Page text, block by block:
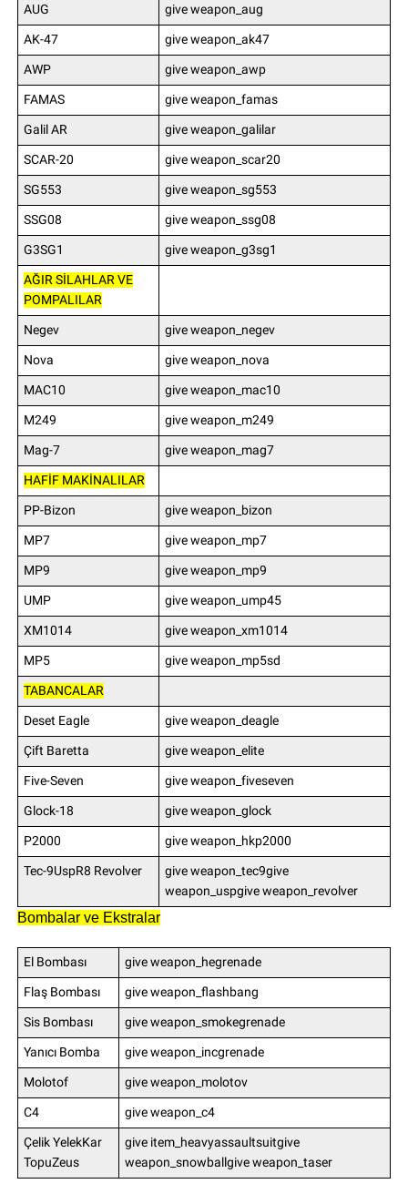
AUG
give weapon_aug
AK-47
give weapon_ak47
AWP
give weapon_awp
FAMAS
give weapon_famas
Galil AR
give weapon_galilar
SCAR-20
give weapon_scar20
SG553
give weapon_sg553
SSG08
give weapon_ssg08
G3SG1
give weapon_g3sg1
AĞIR SİLAHLAR VE
POMPALILAR
Negev
give weapon_negev
Nova
give weapon_nova
MAC10
give weapon_mac10
M249
give weapon_m249
Mag-7
give weapon_mag7
HAFİF MAKİNALILAR
PP-Bizon
give weapon_bizon
MP7
give weapon_mp7
MP9
give weapon_mp9
UMP
give weapon_ump45
XM1014
give weapon_xm1014
MP5
give weapon_mp5sd
TABANCALAR
Deset Eagle
give weapon_deagle
Çift Baretta
give weapon_elite
Five-Seven
give weapon_fiveseven
Glock-18
give weapon_glock
P2000
give weapon_hkp2000
Tec-9UspR8 Revolver
give weapon_tec9give
weapon_uspgive weapon_revolver
Bombalar ve Ekstralar
El Bombası
give weapon_hegrenade
Flaş Bombası
give weapon_flashbang
Sis Bombası
give weapon_smokegrenade
Yanıcı Bomba
give weapon_incgrenade
Molotof
give weapon_molotov
C4
give weapon_c4
Çelik YelekKar
TopuZeus
give item_heavyassaultsuitgive
weapon_snowballgive weapon_taser